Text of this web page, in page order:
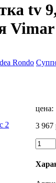
tv
Vimar
Rondo
цена:
3 967